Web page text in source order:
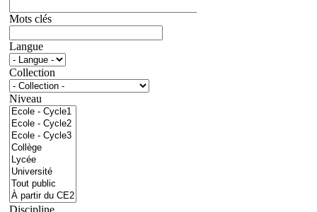
Mots clés
Langue
Collection
Niveau